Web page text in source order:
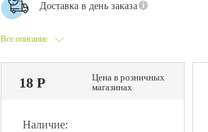
Все описание
Доставка в день заказа
18 Р
Цена в розничных
магазинах
Наличие: